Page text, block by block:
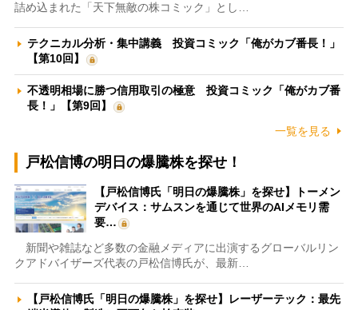
詰め込まれた「天下無敵の株コミック」とし…
テクニカル分析・集中講義 投資コミック「俺がカブ番長！」
【第10回】
不透明相場に勝つ信用取引の極意 投資コミック「俺がカブ番
長！」【第9回】
一覧を見る
戸松信博の明日の爆騰株を探せ！
【戸松信博氏「明日の爆騰株」を探せ】トーメン
デバイス：サムスンを通じて世界のAIメモリ需
要…
新聞や雑誌など多数の金融メディアに出演するグローバルリン
クアドバイザーズ代表の戸松信博氏が、最新…
【戸松信博氏「明日の爆騰株」を探せ】レーザーテック：最先